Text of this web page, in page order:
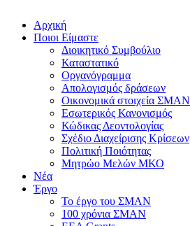
Αρχική
Ποιοι Είμαστε
Διοικητικό Συμβούλιο
Καταστατικό
Οργανόγραμμα
Απολογισμός δράσεων
Οικονομικά στοιχεία ΣΜΑΝ
Εσωτερικός Κανονισμός
Κώδικας Δεοντολογίας
Σχέδιο Διαχείρισης Κρίσεων
Πολιτική Ποιότητας
Μητρώο Μελών ΜΚΟ
Νέα
Έργο
Το έργο του ΣΜΑΝ
100 χρόνια ΣΜΑΝ